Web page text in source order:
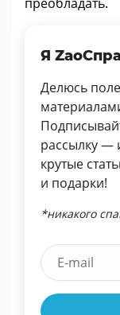
Я
Делюсь
рассылку —
крутые
и подарки!
*никакого